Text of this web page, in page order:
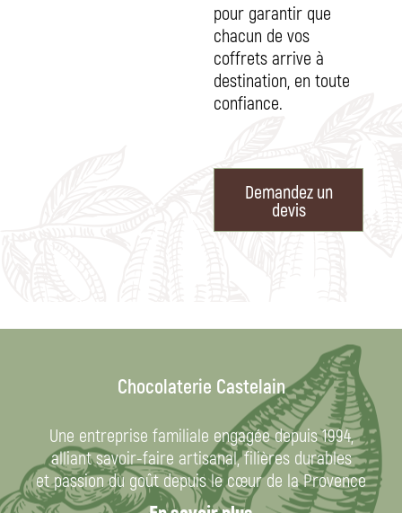
pour garantir que
chacun de vos
coffrets arrive à
destination, en toute
confiance.
Demandez un
devis
Chocolaterie Castelain
Une entreprise familiale engagée depuis 1994,
alliant savoir-faire artisanal, filières durables
et passion du goût depuis le cœur de la Provence